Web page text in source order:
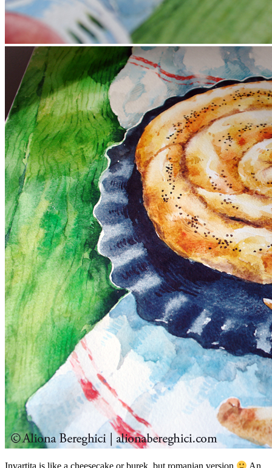
Invartita is like a cheesecake or burek, but romanian version An